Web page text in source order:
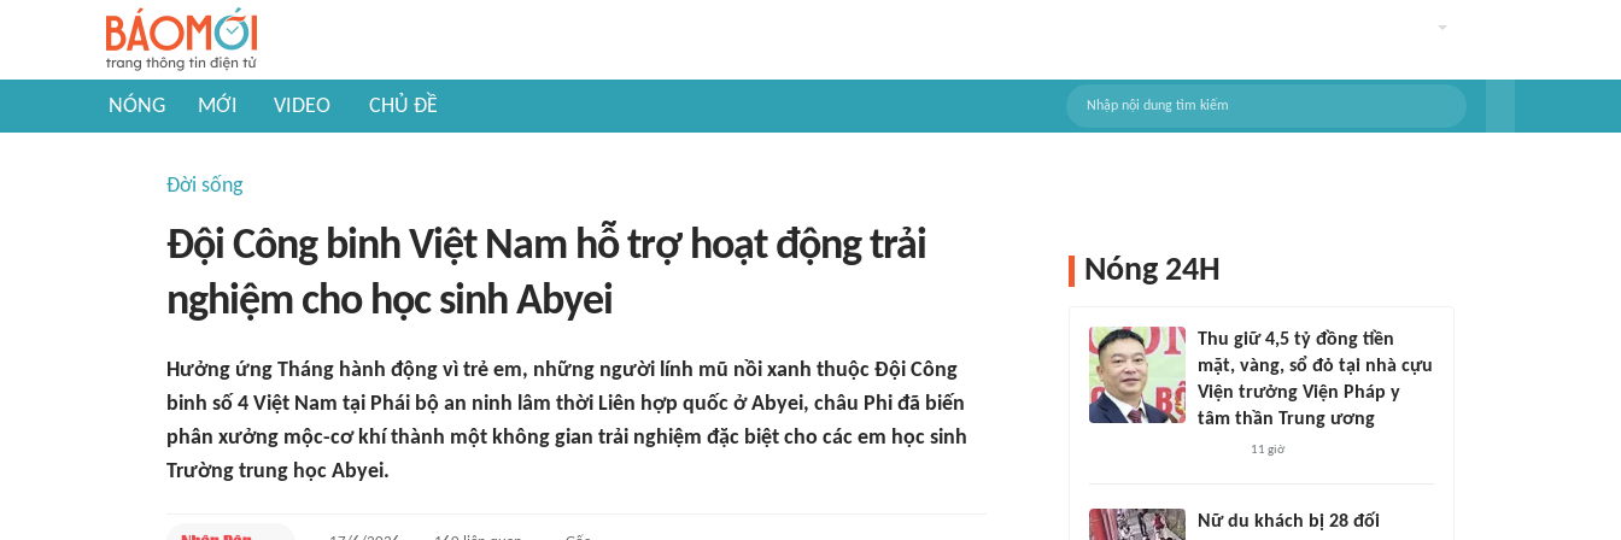
NÓNG MỚI VIDEO CHỦ ĐỀ
Đời sống
Đội Công binh Việt Nam hỗ trợ hoạt động trải
nghiệm cho học sinh Abyei
Hưởng ứng Tháng hành động vì trẻ em, những người lính mũ nồi xanh thuộc Đội Công
binh số 4 Việt Nam tại Phái bộ an ninh lâm thời Liên hợp quốc ở Abyei, châu Phi đã biến
phân xưởng mộc-cơ khí thành một không gian trải nghiệm đặc biệt cho các em học sinh
Trường trung học Abyei.
Nóng 24H
Thu giữ 4,5 tỷ đồng tiền
mặt, vàng, sổ đỏ tại nhà cựu
Viện trưởng Viện Pháp y
tâm thần Trung ương
11 giờ
Nữ du khách bị 28 đối